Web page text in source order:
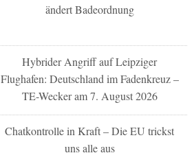
ändert Badeordnung
Hybrider Angriff auf Leipziger
Flughafen: Deutschland im Fadenkreuz –
TE-Wecker am 7. August 2026
Chatkontrolle in Kraft – Die EU trickst
uns alle aus